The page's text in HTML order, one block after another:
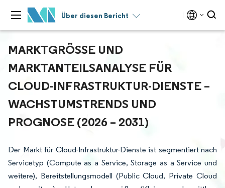
Über diesen Bericht
MARKTGRÖSSE UND M
ARKTANTEILSANALYSE FÜR C
LOUD-INFRASTRUKTUR-DIENSTE – W
ACHSTUMSTRENDS UND P
ROGNOSE (2026 – 2031)
Der Markt für Cloud-Infrastruktur-Dienste ist segmentiert nach
Servicetyp (Compute as a Service, Storage as a Service und
weitere), Bereitstellungsmodell (Public Cloud, Private Cloud